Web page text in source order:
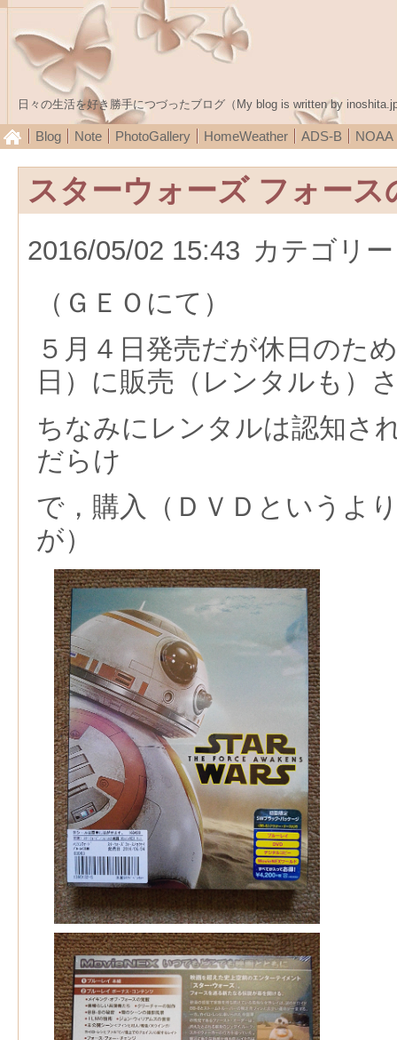
日々の生活を好き勝手につづったブログ（My blog is written by
Blog Note PhotoGallery HomeWeather ADS-B NOAA
スターウォーズ フォース
2016/05/02 15:43 カテゴリ
（ＧＥＯにて）
５月４日発売だが休日のた
日）に販売（レンタルも）
ちなみにレンタルは認知さ
だらけ
で，購入（ＤＶＤというよ
が）